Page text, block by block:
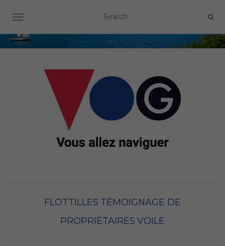
OUVRIR/FERMER LA NAVIGATION
FLOTTILLES TÉMOIGNAGE DE
PROPRIÉTAIRES VOILE